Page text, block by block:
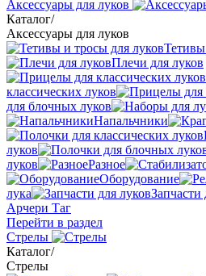
Аксессуары для луков
Каталог/
Аксессуары для луков
Плечи для луков
классических луков
для блочных луков
Напальчники
луков
луков
Разное
Оборудование
лука
Запчасти
Арчери Таг
Перейти в раздел
Стрелы
Каталог/
Стрелы